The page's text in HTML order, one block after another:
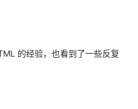
的经验，也看到了一些反复